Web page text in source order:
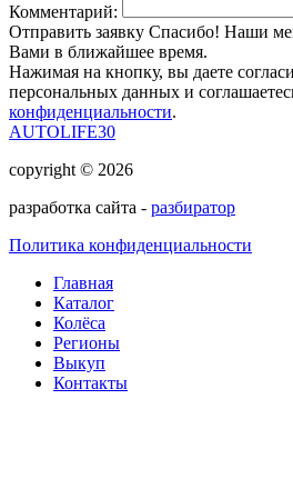
Комментарий:
Отправить заявку Спасибо! Наши
Вами в ближайшее время.
Нажимая на кнопку, вы даете
персональных данных и
конфиденциальности.
AUTOLIFE30
copyright © 2026
разработка сайта - разбиратор
Политика конфиденциальности
Главная
Каталог
Колёса
Регионы
Выкуп
Контакты